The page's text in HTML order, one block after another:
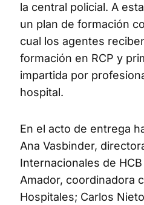
la central policial. A
un plan de formación
cual los agentes
formación en RCP y
impartida por
hospital.
En el acto de entrega
Ana Vasbinder,
Internacionales de
Amador, coordinadora
Hospitales; Carlos